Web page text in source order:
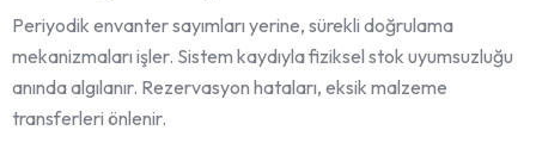
Periyodik envanter sayımları yerine, sürekli doğrulama
mekanizmaları işler. Sistem kaydıyla fiziksel stok uyumsuzluğu
anında algılanır. Rezervasyon hataları, eksik malzeme
transferleri önlenir.